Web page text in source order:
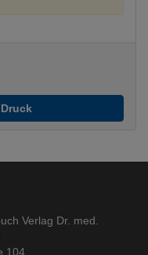
Verlag Dr. med.
104